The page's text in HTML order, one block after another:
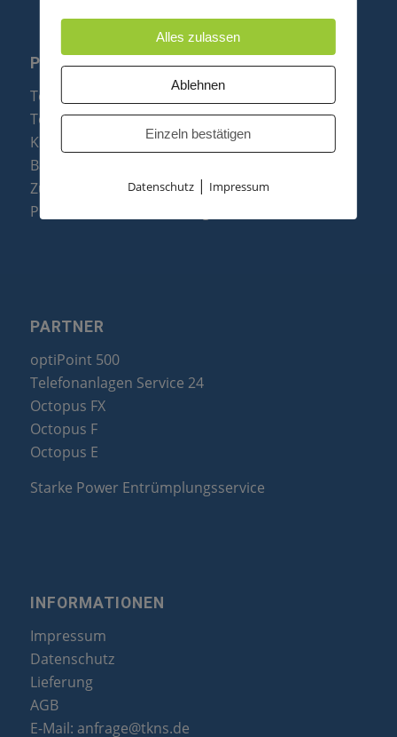
PRODUKTE
Telefonanlagen
Telefone
Konftel Konferenztelefone
Baugruppen
Zubehör & Ersatzteile
Produktzusammenfassung
PARTNER
optiPoint 500
Telefonanlagen Service 24
Octopus FX
Octopus F
Octopus E
Starke Power Entrümplungsservice
INFORMATIONEN
Impressum
Datenschutz
Lieferung
AGB
E-Mail: anfrage@tkns.de
Alles zulassen
Ablehnen
Einzeln bestätigen
Datenschutz| Impressum